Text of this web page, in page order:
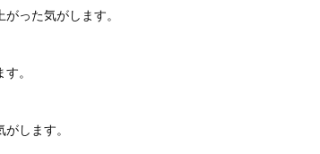
った気がします。
。
します。